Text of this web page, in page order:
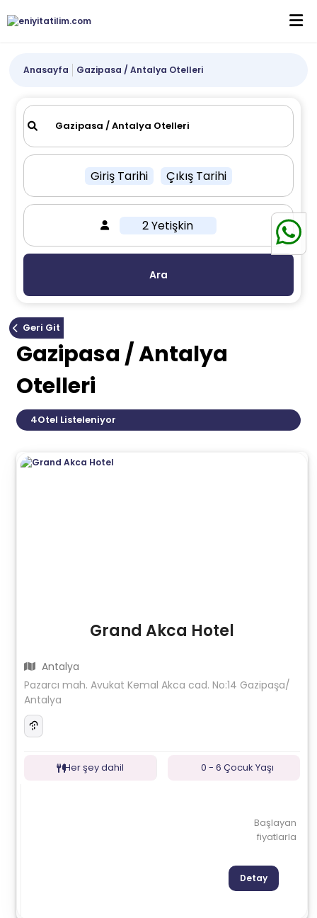
Anasayfa Gazipasa / Antalya Otelleri
Giriş Tarihi Çıkış Tarihi
2 Yetişkin
Ara
Geri Git
Gazipasa / Antalya
Otelleri
4Otel Listeleniyor
Grand Akca Hotel
Antalya
Pazarcı mah. Avukat Kemal Akca cad. No:14 Gazipaşa/
Antalya
Her şey dahil 0 - 6 Çocuk Yaşı
Başlayan
fiyatlarla
Detay